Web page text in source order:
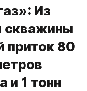
Из
скважины
приток 80
и 1 тонн